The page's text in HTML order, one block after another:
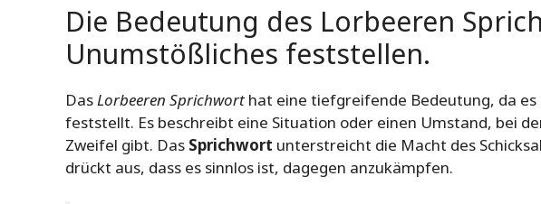
Die Bedeutung des Lorbeeren
Unumstößliches feststellen.
Das Lorbeeren Sprichwort hat eine tiefgreifende Bedeutung, da
feststellt. Es beschreibt eine Situation oder einen Umstand, bei
Zweifel gibt. Das Sprichwort unterstreicht die Macht des
drückt aus, dass es sinnlos ist, dagegen anzukämpfen.